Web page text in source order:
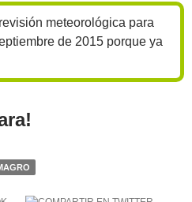
meteorológica para
de 2015 porque ya